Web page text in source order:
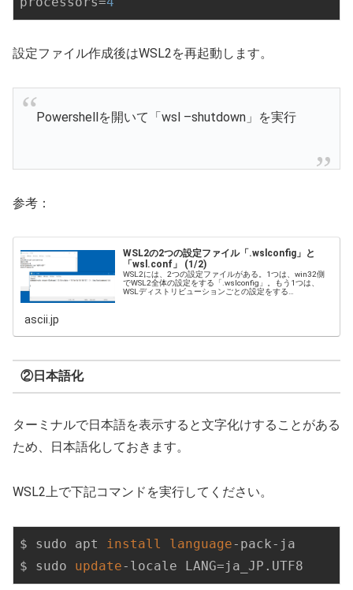
設定ファイル作成後はWSL2を再起動します。
Powershellを開いて「wsl –shutdown」を実行
参考：
WSL2の2つの設定ファイル「.wslconfig」と
「wsl.conf」 (1/2)
WSL2には、2つの設定ファイルがある。1つは、win32側
でWSL2全体の設定をする「.wslconfig」。もう1つは、
WSLディストリビューションごとの設定をする
ascii.jp
②日本語化
ターミナルで日本語を表示すると文字化けすることがある
ため、日本語化しておきます。
WSL2上で下記コマンドを実行してください。
$ sudo apt install language-pack-ja
$ sudo update-locale LANG=ja_JP.UTF8